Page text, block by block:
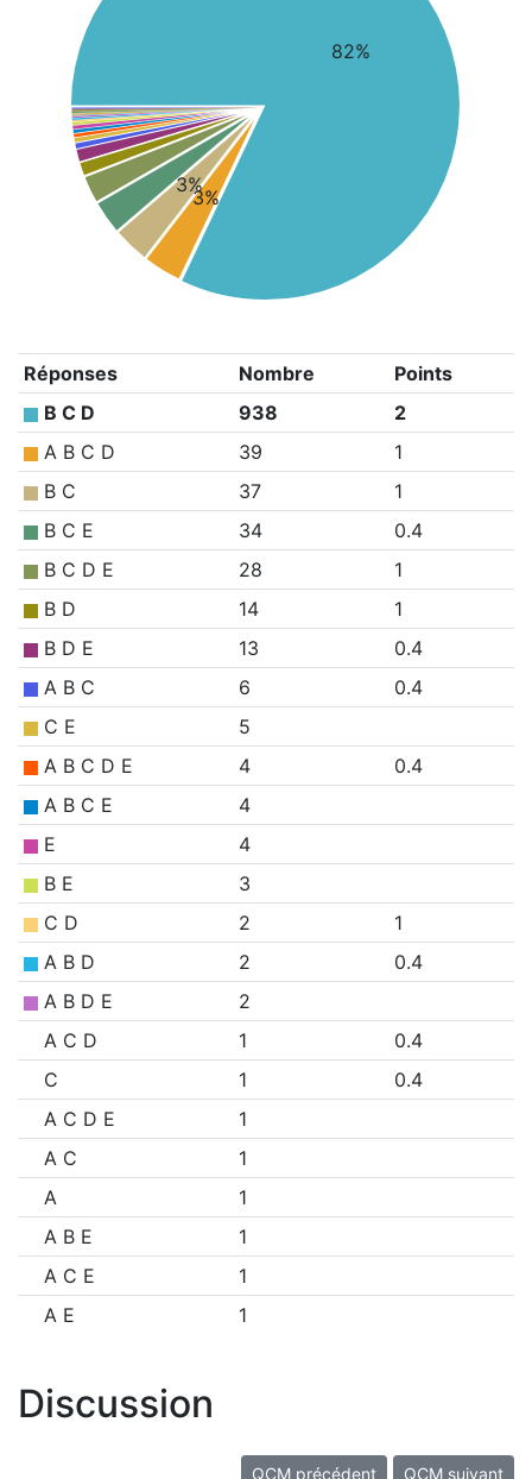
82%
3%
3%
Réponses Nombre
Points
B C D
938
2
A B C D
39
1
B C
37
1
B C E
34
0.4
B C D E
28
1
B D
14
1
B D E
13
0.4
A B C
6
0.4
C E
5
A B C D E
4
0.4
A B C E
4
E
4
B E
3
C D
2
1
A B D
2
0.4
A B D E
2
A C D
1
0.4
C
1
0.4
A C D E
1
A C
1
A
1
A B E
1
A C E
1
A E
1
Discussion
QCM précédent QCM suivant